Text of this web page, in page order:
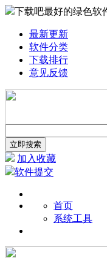
下载吧最好的绿色软
最新更新
软件分类
下载排行
意见反馈
加入收藏
软件提交
首页
系统工具